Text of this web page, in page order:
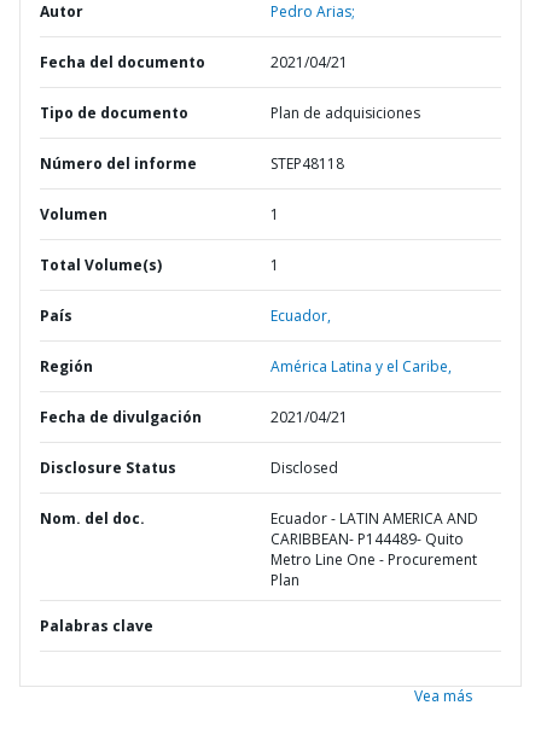
Autor Pedro Arias;
Fecha del documento 2021/04/21
Tipo de documento Plan de adquisiciones
Número del informe STEP48118
Volumen 1
Total Volume(s) 1
País Ecuador,
Región América Latina y el Caribe,
Fecha de divulgación 2021/04/21
Disclosure Status Disclosed
Nom. del doc.
Ecuador - LATIN AMERICA AND
CARIBBEAN- P144489- Quito
Metro Line One - Procurement
Plan
Palabras clave
Vea más